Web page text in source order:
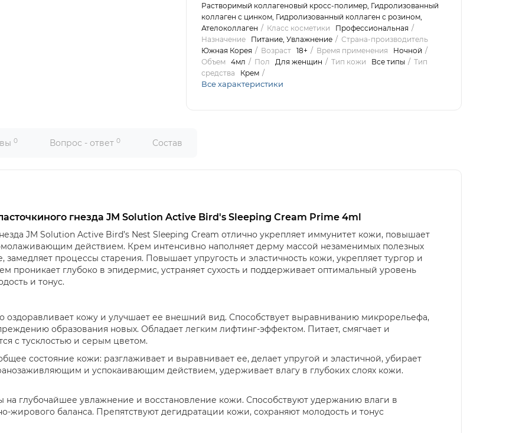
Растворимый коллагеновый кросс-полимер, Гидролизованный
коллаген с цинком, Гидролизованный коллаген с розином,
Ателоколлаген
Класс косметики
Профессиональная
Назначение
Питание, Увлажнение
Страна-производитель
Южная Корея
Возраст 18+ Время применения
Ночной
Объем
4мл Пол Для женщин Тип кожи Все типы
Тип
средства
Крем
Все характеристики
0 Вопрос - ответ 0 Состав
гнезда JM Solution Active Bird's Sleeping Cream Prime 4ml
JM Solution Active Bird’s Nest Sleeping Cream отлично укрепляет иммунитет кожи, повышает
действием. Крем интенсивно наполняет дерму массой незаменимых полезных
процессы старения. Повышает упругость и эластичность кожи, укрепляет тургор и
проникает глубоко в эпидермис, устраняет сухость и поддерживает оптимальный уровень
и тонус.
оздоравливает кожу и улучшает ее внешний вид. Способствует выравниванию микрорельефа,
образования новых. Обладает легким лифтинг-эффектом. Питает, смягчает и
с тусклостью и серым цветом.
состояние кожи: разглаживает и выравнивает ее, делает упругой и эластичной, убирает
и успокаивающим действием, удерживает влагу в глубоких слоях кожи.
на глубочайшее увлажнение и восстановление кожи. Способствуют удержанию влаги в
жирового баланса. Препятствуют дегидратации кожи, сохраняют молодость и тонус